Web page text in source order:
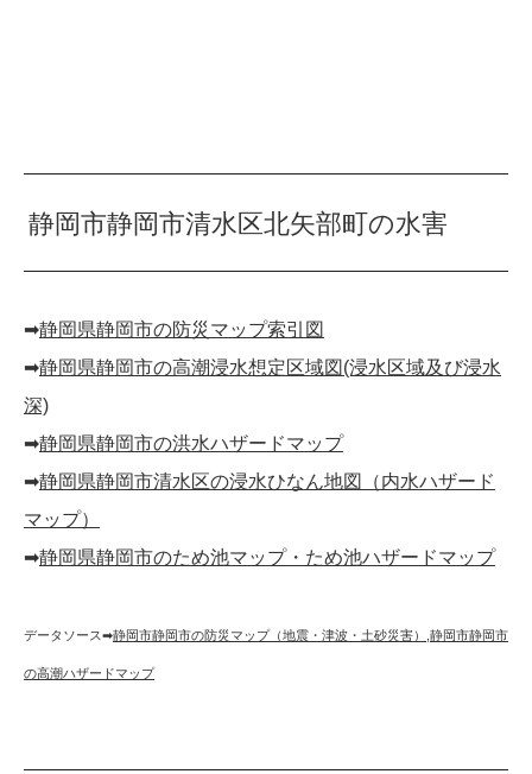
静岡市静岡市清水区北矢部町の水害
➡︎静岡県静岡市の防災マップ索引図
➡︎静岡県静岡市の高潮浸水想定区域図(浸水区域及び浸水
深)
➡︎静岡県静岡市の洪水ハザードマップ
➡︎静岡県静岡市清水区の浸水ひなん地図（内水ハザード
マップ）
➡︎静岡県静岡市のため池マップ・ため池ハザードマップ
データソース➡︎静岡市静岡市の防災マップ（地震・津波・土砂災害） 静岡市静岡市
の高潮ハザードマップ